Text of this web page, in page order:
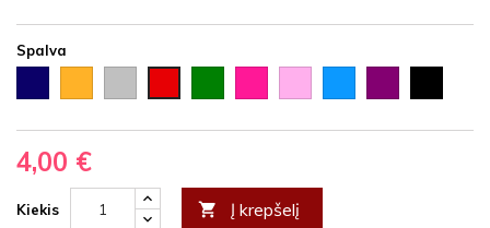
Spalva
mėlyna
rožinė
mėlyna
4,00 €
Kiekis  Į krepšelį